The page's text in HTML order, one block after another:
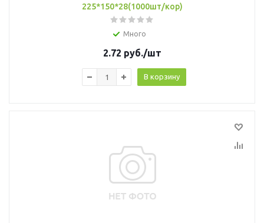
225*150*28(1000шт/кор)
Много
2.72 руб./шт
В корзину